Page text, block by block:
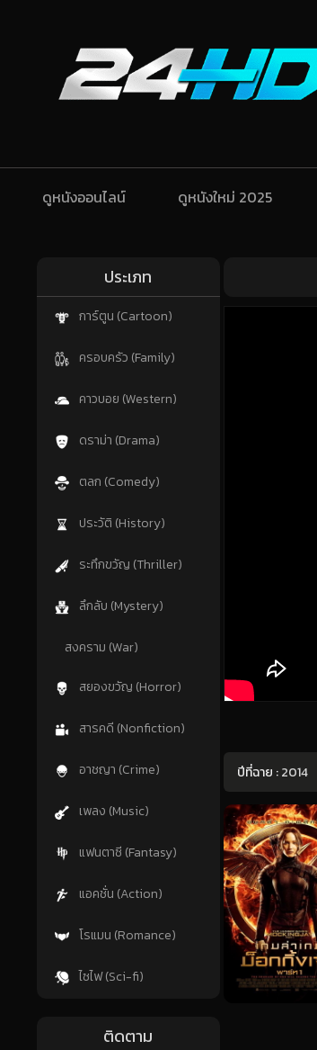
ดูหนังออนไลน์ ดูหนังใหม่ 2025
ประเภท
การ์ตูน (Cartoon)
ครอบครัว (Family)
คาวบอย (Western)
ดราม่า (Drama)
ตลก (Comedy)
ประวัติ (History)
ระทึกขวัญ (Thriller)
ลึกลับ (Mystery)
สงคราม (War)
สยองขวัญ (Horror)
สารคดี (Nonfiction)
อาชญา (Crime)
เพลง (Music)
แฟนตาซี (Fantasy)
แอคชั่น (Action)
โรแมน (Romance)
ไซไฟ (Sci-fi)
ติดตาม
ปีที่ฉาย :2014